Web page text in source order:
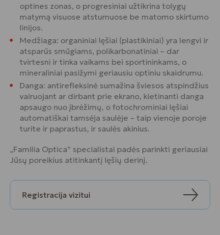
optines zonas, o progresiniai užtikrina tolygų
matymą visuose atstumuose be matomo skirtumo
linijos.
Medžiaga: organiniai lęšiai (plastikiniai) yra lengvi ir
atsparūs smūgiams, polikarbonatiniai – dar
tvirtesni ir tinka vaikams bei sportininkams, o
mineraliniai pasižymi geriausiu optiniu skaidrumu.
Danga: antirefleksinė sumažina šviesos atspindžius
vairuojant ar dirbant prie ekrano, kietinanti danga
apsaugo nuo įbrėžimų, o fotochrominiai lęšiai
automatiškai tamsėja saulėje – taip vienoje poroje
turite ir paprastus, ir saulės akinius.
„Familia Optica” specialistai padės parinkti geriausiai
Jūsų poreikius atitinkantį lęšių derinį.
Registracija vizitui